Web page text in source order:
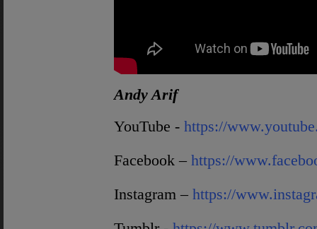
Andy Arif
YouTube - https://
Facebook – https://
Instagram – https://